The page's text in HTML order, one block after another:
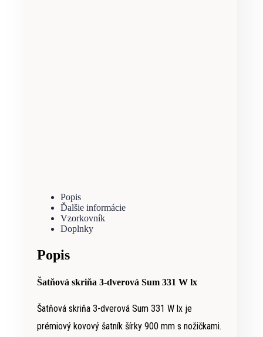
Popis
Ďalšie informácie
Vzorkovník
Doplnky
Popis
Šatňová skriňa 3-dverová Sum 331 W lx
Šatňová skriňa 3-dverová Sum 331 W lx je
prémiový kovový šatník šírky 900 mm s nožičkami.